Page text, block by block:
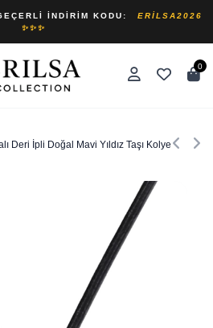
İNDIRIM KODU:
ERILSA2026
✨✨✨
0
Deri İpli Doğal Mavi Yıldız Taşı Kolye